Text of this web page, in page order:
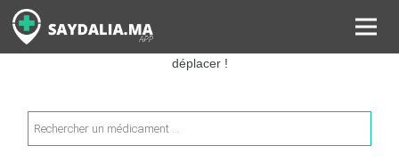
Rechercher les informations sur vos médicaments, leurs prix et
estimer ainsi le coût total de votre ordonnance, sans vous
déplacer !
Recherche
de
produits